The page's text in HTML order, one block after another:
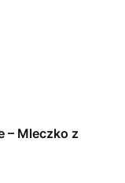
– Mleczko z